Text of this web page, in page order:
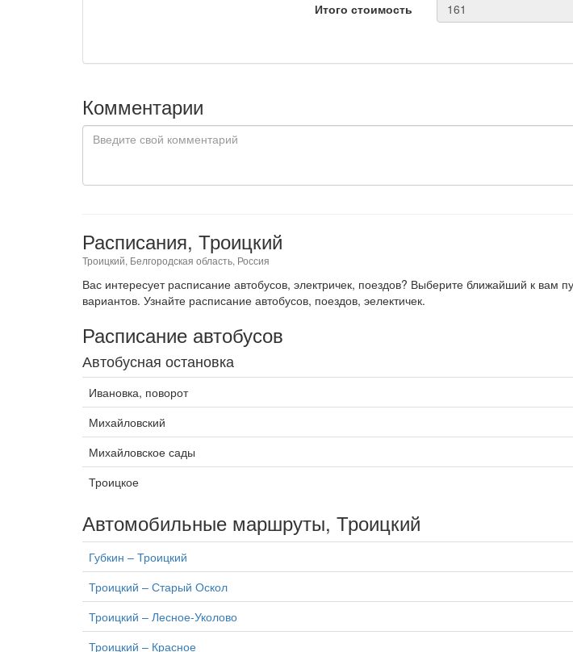
Итого стоимость
Комментарии
Расписания, Троицкий
Троицкий, Белгородская область, Россия
Вас интересует расписание автобусов, электричек, поездов? Выберите ближайший к вам
вариантов. Узнайте расписание автобусов, поездов, эелектичек.
Расписание автобусов
Автобусная остановка
Ивановка, поворот
Михайловский
Михайловское сады
Троицкое
Автомобильные маршруты, Троицкий
Губкин – Троицкий
Троицкий – Старый Оскол
Троицкий – Лесное-Уколово
Троицкий – Красное